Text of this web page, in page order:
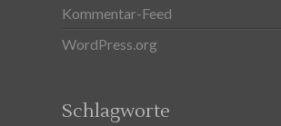
Kommentar-Feed
WordPress.org
Schlagworte